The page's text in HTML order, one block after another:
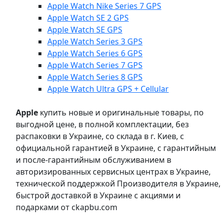
Apple Watch Nike Series 7 GPS
Apple Watch SE 2 GPS
Apple Watch SE GPS
Apple Watch Series 3 GPS
Apple Watch Series 6 GPS
Apple Watch Series 7 GPS
Apple Watch Series 8 GPS
Apple Watch Ultra GPS + Cellular
Apple купить новые и оригинальные товары, по
выгодной цене, в полной комплектации, без
распаковки в Украине, со склада в г. Киев, с
официальной гарантией в Украине, с гарантийным
и после-гарантийным обслуживанием в
авторизированных сервисных центрах в Украине,
технической поддержкой Производителя в Украине,
быстрой доставкой в Украине с акциями и
подарками от ckapbu.com